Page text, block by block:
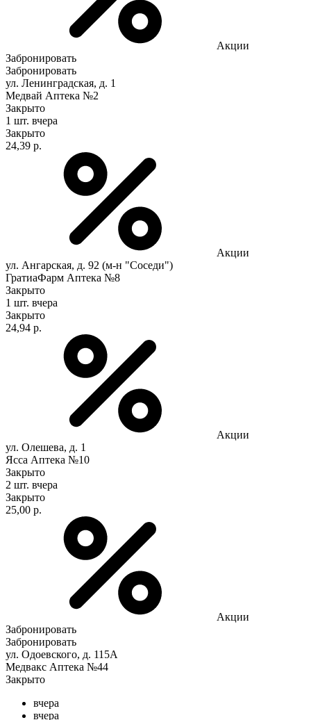
Акции
Забронировать
Забронировать
ул. Ленинградская, д. 1
Медвай Аптека №2
Закрыто
1 шт. вчера
Закрыто
24,39 р.
Акции
ул. Ангарская, д. 92 (м-н "Соседи")
ГратиаФарм Аптека №8
Закрыто
1 шт. вчера
Закрыто
24,94 р.
Акции
ул. Олешева, д. 1
Ясса Аптека №10
Закрыто
2 шт. вчера
Закрыто
25,00 р.
Акции
Забронировать
Забронировать
ул. Одоевского, д. 115А
Медвакс Аптека №44
Закрыто
вчера
вчера